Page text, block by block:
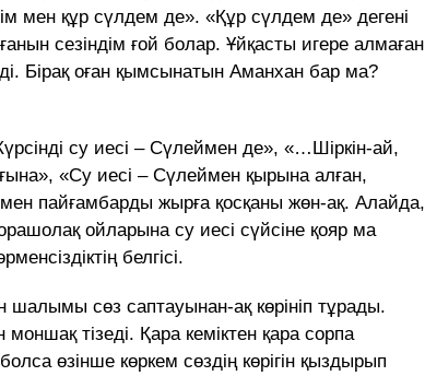
мен құр сүлдем де». «Құр сүлдем де» дегені
сезіндім ғой болар. Ұйқасты игере алмаған
Бірақ оған қымсынатын Аманхан бар ма?
су иесі – Сүлеймен де», «…Шіркін-ай,
«Су иесі – Сүлеймен қырына алған,
пайғамбарды жырға қосқаны жөн-ақ. Алайда,
ойларына су иесі сүйсіне қояр ма
белгісі.
сөз саптауынан-ақ көрініп тұрады.
тізеді. Қара кеміктен қара сорпа
өзінше көркем сөздің көрігін қыздырып